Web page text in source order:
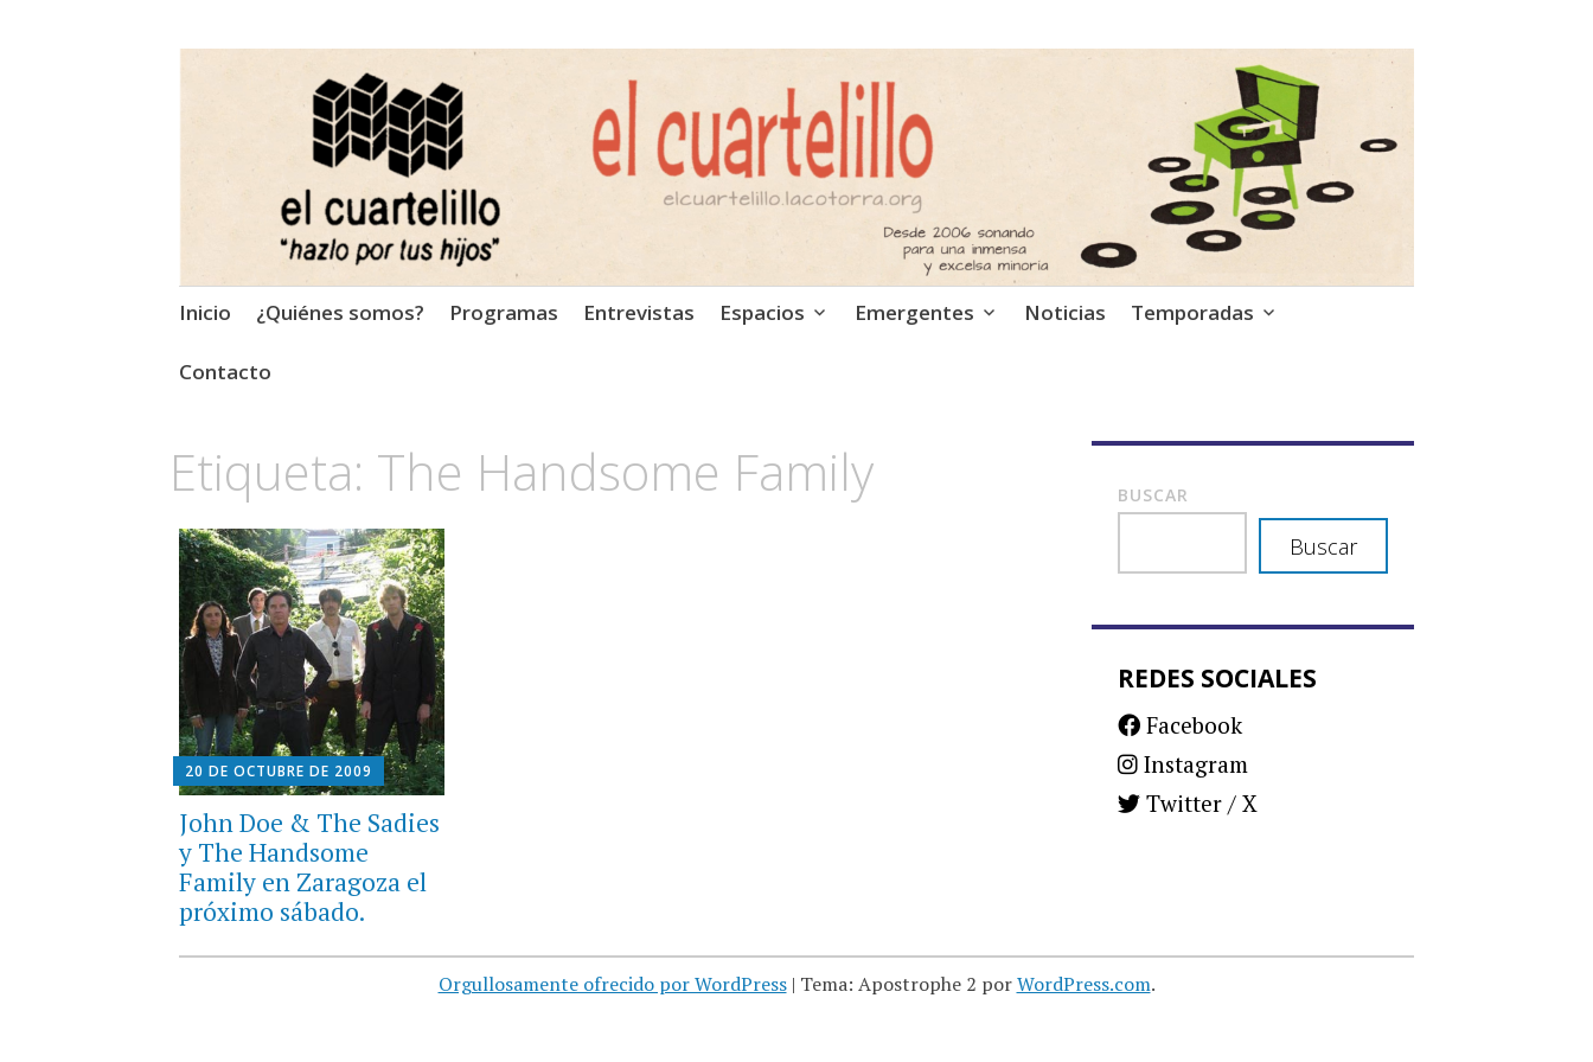
El Cuartelillo
Programa de radio de música independiente. Podcast
Saltar
contenido
Inicio ¿Quiénes somos? Programas Entrevistas Espacios Emergentes Noticias Temporadas
Contacto
Etiqueta: The Handsome Family
20 DE OCTUBRE DE 2009
John Doe & The Sadies
y The Handsome
Family en Zaragoza el
próximo sábado.
BUSCAR
Buscar
REDES SOCIALES
Facebook
Instagram
Twitter / X
Orgullosamente ofrecido por WordPress | Tema: Apostrophe 2 porWordPress.com.